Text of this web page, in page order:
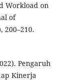
Workload on
of
200–210.
Pengaruh
Kinerja